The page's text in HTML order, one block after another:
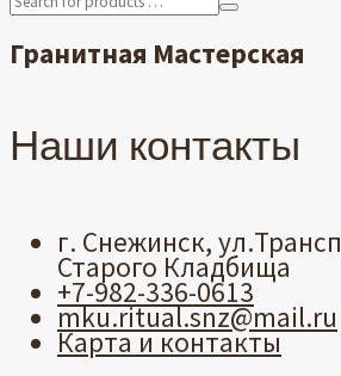
Гранитная Мастерская
Наши контакты
г. Снежинск,
Старого Кладбища
+7-982-336-0613
mku.ritual.snz@mail.ru
Карта и контакты